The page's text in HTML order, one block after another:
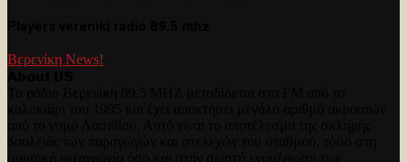
Βερενίκη News!